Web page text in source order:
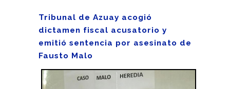
Tribunal de Azuay acogió
dictamen fiscal acusatorio y
emitió sentencia por asesinato de
Fausto Malo